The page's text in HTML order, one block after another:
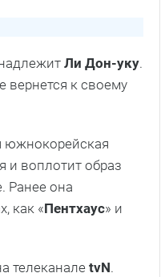
Ли Дон-уку.
вернется к своему
южнокорейская
и воплотит образ
Ранее она
как «Пентхаус» и
телеканале tvN.